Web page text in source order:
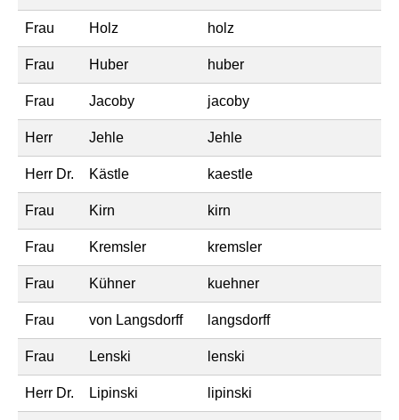
Frau Holz holz
Frau Huber huber
Frau Jacoby jacoby
Herr Jehle Jehle
Herr Dr. Kästle kaestle
Frau Kirn kirn
Frau Kremsler kremsler
Frau Kühner kuehner
Frau von Langsdorff langsdorff
Frau Lenski lenski
Herr Dr. Lipinski lipinski